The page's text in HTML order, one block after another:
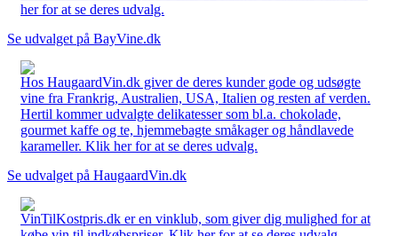
her for at se deres udvalg.
Se udvalget på BayVine.dk
Hos HaugaardVin.dk giver de deres kunder gode og udsøgte
vine fra Frankrig, Australien, USA, Italien og resten af verden.
Hertil kommer udvalgte delikatesser som bl.a. chokolade,
gourmet kaffe og te, hjemmebagte småkager og håndlavede
karameller. Klik her for at se deres udvalg.
Se udvalget på HaugaardVin.dk
VinTilKostpris.dk er en vinklub, som giver dig mulighed for at